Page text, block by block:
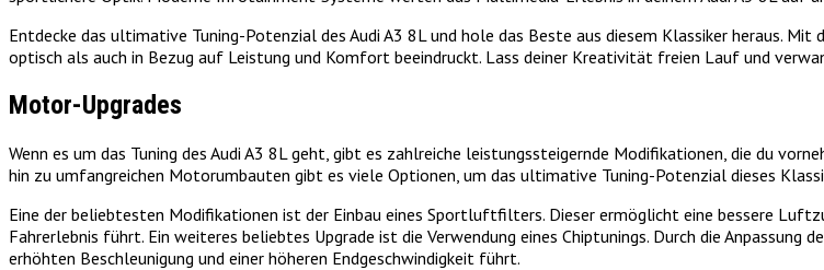
Entdecke das ultimative Tuning-Potenzial des Audi A3 8L und hole das Beste aus diesem Klassiker heraus.
optisch als auch in Bezug auf Leistung und Komfort beeindruckt. Lass deiner Kreativität freien Lauf und
Motor-Upgrades
Wenn es um das Tuning des Audi A3 8L geht, gibt es zahlreiche leistungssteigernde Modifikationen, die du
hin zu umfangreichen Motorumbauten gibt es viele Optionen, um das ultimative Tuning-Potenzial dieses
Eine der beliebtesten Modifikationen ist der Einbau eines Sportluftfilters. Dieser ermöglicht eine bessere
Fahrerlebnis führt. Ein weiteres beliebtes Upgrade ist die Verwendung eines Chiptunings. Durch die
erhöhten Beschleunigung und einer höheren Endgeschwindigkeit führt.